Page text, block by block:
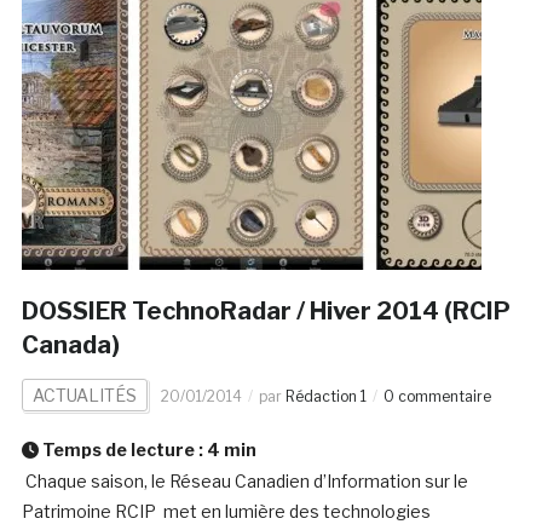
DOSSIER TechnoRadar / Hiver 2014 (RCIP
Canada)
ACTUALITÉS 20/01/2014 par Rédaction 1 0 commentaire
Temps de lecture : 4 min
Chaque saison, le Réseau Canadien d’Information sur le
Patrimoine RCIP met en lumière des technologies